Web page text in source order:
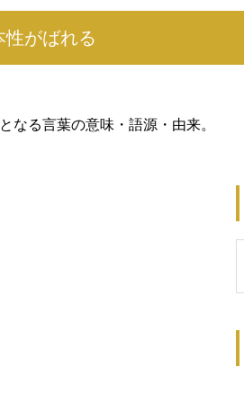
性がばれる
なる言葉の意味・語源・由来。